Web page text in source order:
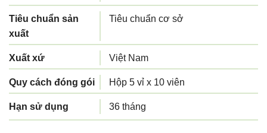
Tiêu chuẩn sản
xuất
Tiêu chuẩn cơ sở
Xuất xứ Việt Nam
Quy cách đóng gói Hộp 5 vỉ x 10 viên
Hạn sử dụng 36 tháng